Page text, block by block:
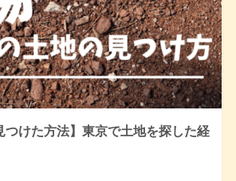
つけた方法】東京で土地を探した経